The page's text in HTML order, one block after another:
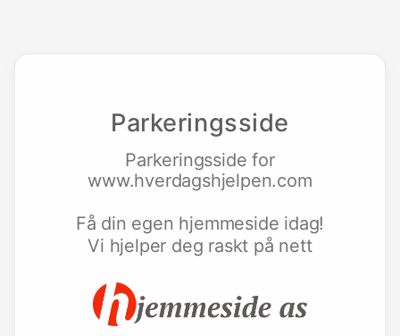
Parkeringsside
Parkeringsside for
www.hverdagshjelpen.com
Få din egen hjemmeside idag!
Vi hjelper deg raskt på nett